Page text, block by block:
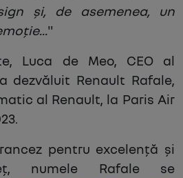
și, de asemenea, un
"
Luca de Meo, CEO al
dezvăluit Renault Rafale,
al Renault, la Paris Air
pentru excelență și
numele Rafale se